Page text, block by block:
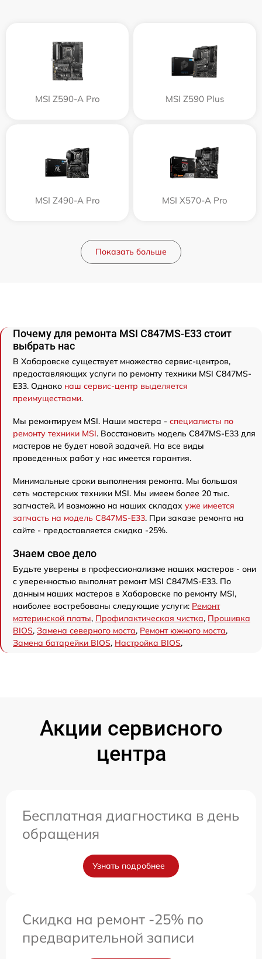
MSI Z590-A Pro MSI Z590 Plus
MSI Z490-A Pro MSI X570-A Pro
Показать больше
Почему для ремонта MSI C847MS-E33 стоит
выбрать нас
В Хабаровске существует множество сервис-центров,
предоставляющих услуги по ремонту техники MSI C847MS-
E33. Однако наш сервис-центр выделяется
преимуществами.
Мы ремонтируем MSI. Наши мастера - специалисты по
ремонту техники MSI. Восстановить модель C847MS-E33 для
мастеров не будет новой задачей. На все виды
проведенных работ у нас имеется гарантия.
Минимальные сроки выполнения ремонта. Мы большая
сеть мастерских техники MSI. Мы имеем более 20 тыс.
запчастей. И возможно на наших складах уже имеется
запчасть на модель C847MS-E33. При заказе ремонта на
сайте - предоставляется скидка -25%.
Знаем свое дело
Будьте уверены в профессионализме наших мастеров - они
с уверенностью выполнят ремонт MSI C847MS-E33. По
данным наших мастеров в Хабаровске по ремонту MSI,
наиболее востребованы следующие услуги: Ремонт
материнской платы, Профилактическая чистка, Прошивка
BIOS, Замена северного моста, Ремонт южного моста,
Замена батарейки BIOS, Настройка BIOS,
Акции сервисного
центра
Бесплатная диагностика в день
обращения
Узнать подробнее
Скидка на ремонт -25% по
предварительной записи